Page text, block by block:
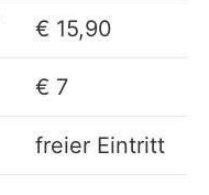
€ 15,90
€ 7
freier Eintritt